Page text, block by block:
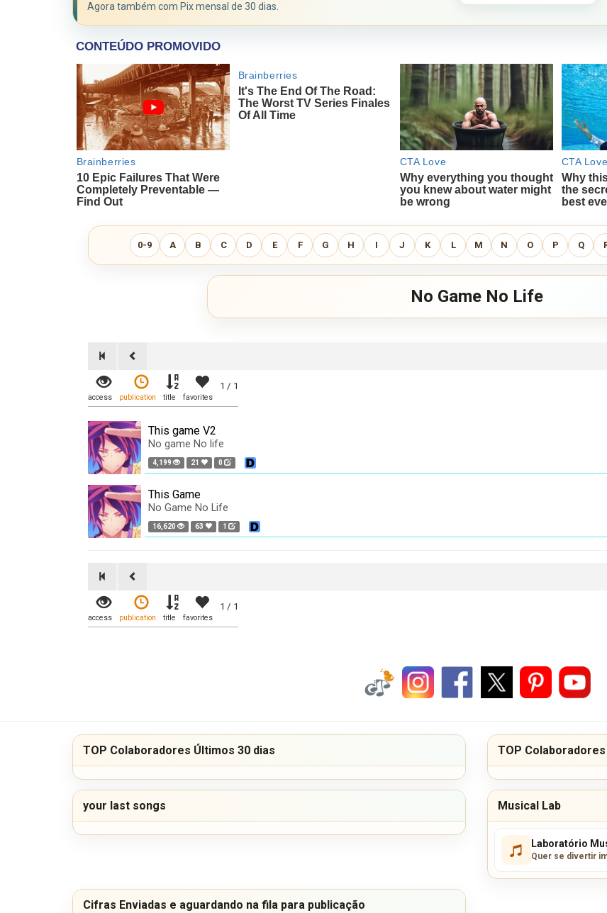
Agora também com Pix mensal de 30 dias.
0-9 A B C D E F G H I J K L M N O P Q
No Game No Life
1 / 1
access publication title favorites
This game V2
No game No life
4,199 21 0
This Game
No Game No Life
16,620 63 1
1 / 1
access publication title favorites
TOP Colaboradores Últimos 30 dias TOP
your last songs Musical Lab
Laboratório
Quer se divertir
Cifras Enviadas e aguardando na fila para publicação